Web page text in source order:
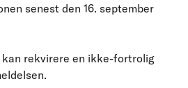
senest den 16. september
rekvirere en ikke-fortrolig